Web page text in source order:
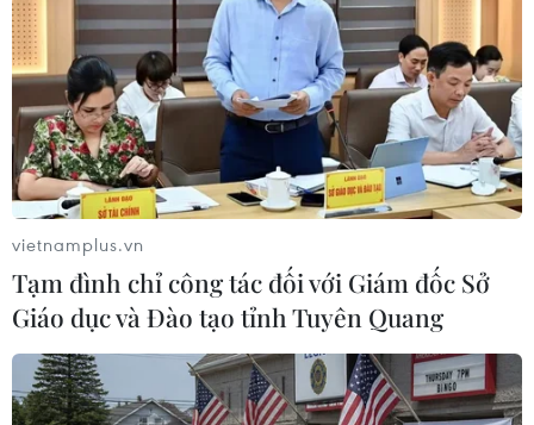
TIN LIÊN QUAN
vietnamplus.vn
Tạm đình chỉ công tác đối với Giám đốc Sở
Giáo dục và Đào tạo tỉnh Tuyên Quang